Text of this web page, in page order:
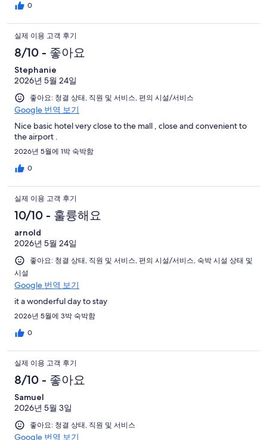
0
실제 이용 고객 후기
8/10 - 좋아요
Stephanie
2026년 5월 24일
좋아요: 청결 상태, 직원 및 서비스, 편의 시설/서비스
Google 번역 보기
Nice basic hotel very close to the mall , close and convenient to
the airport .
2026년 5월에 1박 숙박함
0
실제 이용 고객 후기
10/10 - 훌륭해요
arnold
2026년 5월 24일
좋아요: 청결 상태, 직원 및 서비스, 편의 시설/서비스, 숙박 시설 상태 및
시설
Google 번역 보기
it a wonderful day to stay
2026년 5월에 3박 숙박함
0
실제 이용 고객 후기
8/10 - 좋아요
Samuel
2026년 5월 3일
좋아요: 청결 상태, 직원 및 서비스
Google 번역 보기